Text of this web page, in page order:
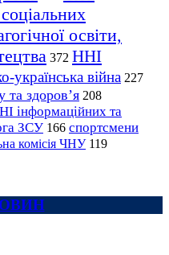
соціальних
освіти,
372 ННІ
українська війна 227
та здоров’я 208
інформаційних та
ЗСУ 166 спортсмени
комісія ЧНУ 119